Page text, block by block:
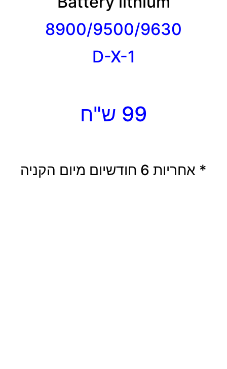
8900/9500/9630
D-X-1
99 ש"ח
* אחריות 6 חודשיום מיום הקניה